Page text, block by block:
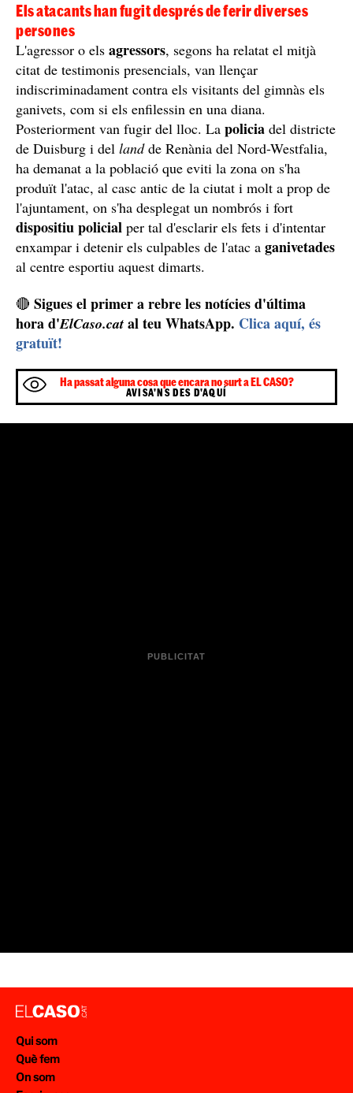
Els atacants han fugit després de ferir diverses
persones
L'agressor o els agressors, segons ha relatat el mitjà
citat de testimonis presencials, van llençar
indiscriminadament contra els visitants del gimnàs els
ganivets, com si els enfilessin en una diana.
Posteriorment van fugir del lloc. La policia del districte
de Duisburg i del landde Renània del Nord-Westfalia,
ha demanat a la població que eviti la zona on s'ha
produït l'atac, al casc antic de la ciutat i molt a prop de
l'ajuntament, on s'ha desplegat un nombrós i fort
dispositiu policial per tal d'esclarir els fets i d'intentar
enxampar i detenir els culpables de l'atac a ganivetades
al centre esportiu aquest dimarts.
🔴 Sigues el primer a rebre les notícies d'última
hora d'ElCaso.cat al teu WhatsApp. Clica aquí, és
gratuït!
Ha passat alguna cosa que encara no surt a EL CASO?
AVISA'NS DES D'AQUÍ
Qui som
Què fem
On som